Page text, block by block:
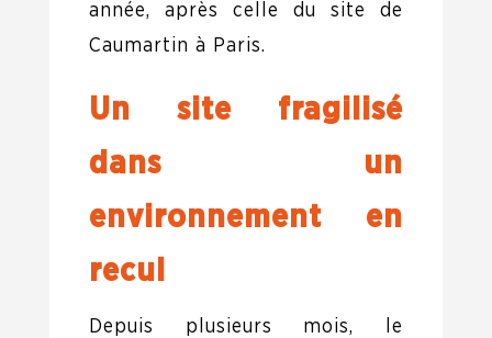
année, après celle du site de
Caumartin à Paris.
Un site fragilisé
dans un
environnement en
recul
Depuis plusieurs mois, le